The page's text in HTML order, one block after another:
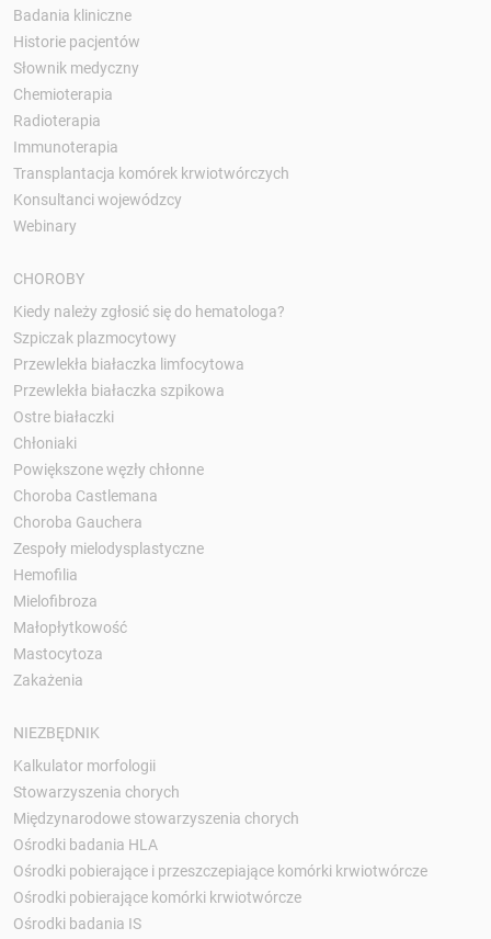
Badania kliniczne
Historie pacjentów
Słownik medyczny
Chemioterapia
Radioterapia
Immunoterapia
Transplantacja komórek krwiotwórczych
Konsultanci wojewódzcy
Webinary
CHOROBY
Kiedy należy zgłosić się do hematologa?
Szpiczak plazmocytowy
Przewlekła białaczka limfocytowa
Przewlekła białaczka szpikowa
Ostre białaczki
Chłoniaki
Powiększone węzły chłonne
Choroba Castlemana
Choroba Gauchera
Zespoły mielodysplastyczne
Hemofilia
Mielofibroza
Małopłytkowość
Mastocytoza
Zakażenia
NIEZBĘDNIK
Kalkulator morfologii
Stowarzyszenia chorych
Międzynarodowe stowarzyszenia chorych
Ośrodki badania HLA
Ośrodki pobierające i przeszczepiające komórki krwiotwórcze
Ośrodki pobierające komórki krwiotwórcze
Ośrodki badania IS